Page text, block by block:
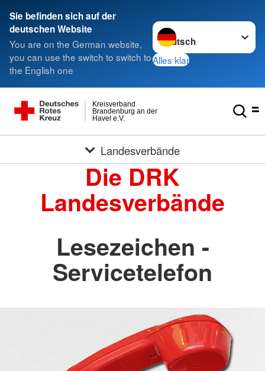
Sie befinden sich auf der
deutschen Website
You are on the German website,
you can use the switch to switch to
the English one
Sprache wechseln zu
Alles klar
Havel e.V.
Brandenburg an der
Kreisverband
Landesverbände
Die DRK
Landesverbände
Lesezeichen -
Servicetelefon